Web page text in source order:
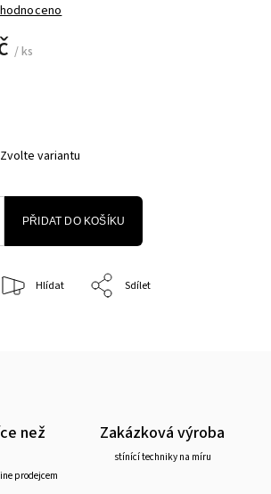
/ ks
Zvolte variantu
PŘIDAT DO KOŠÍKU
Hlídat Sdílet
než
prodejcem
Zakázková výroba
stínící techniky na míru